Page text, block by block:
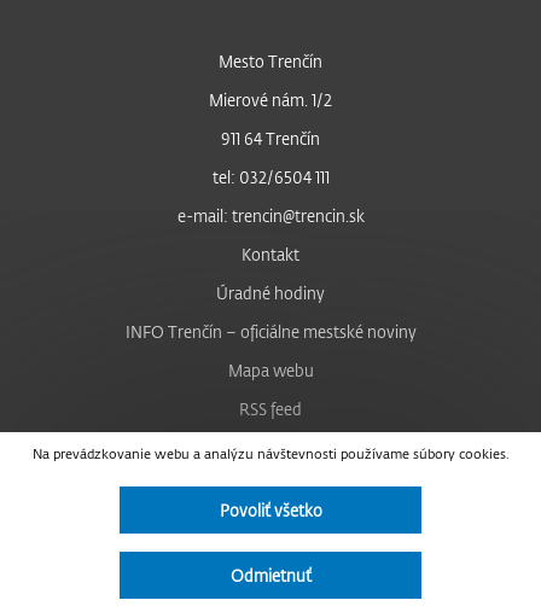
Na prevádzkovanie webu a analýzu návštevnosti používame súbory cookies.
Povoliť všetko
Odmietnuť
Mesto Trenčín
Mierové nám. 1/2
911 64 Trenčín
tel: 032/6504 111
e-mail: trencin@trencin.sk
Kontakt
Úradné hodiny
INFO Trenčín – oficiálne mestské noviny
Mapa webu
RSS feed
Nastavenie cookies
Facebook
Instagram
Vyhlásenie o prístupnosti